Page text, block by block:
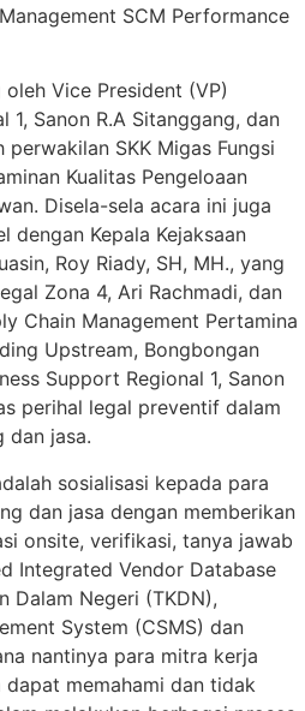
SCM Performance
Vice President (VP)
1, Sanon R.A Sitanggang, dan
SKK Migas Fungsi
Kualitas Pengeloaan
Disela-sela acara ini juga
dengan Kepala Kejaksaan
Roy Riady, SH, MH., yang
Zona 4, Ari Rachmadi, dan
Chain Management Pertamina
Upstream, Bongbongan
Support Regional 1, Sanon
perihal legal preventif dalam
dan jasa.
sosialisasi kepada para
dan jasa dengan memberikan
onsite, verifikasi, tanya jawab
Integrated Vendor Database
Dalam Negeri (TKDN),
System (CSMS) dan
nantinya para mitra kerja
memahami dan tidak